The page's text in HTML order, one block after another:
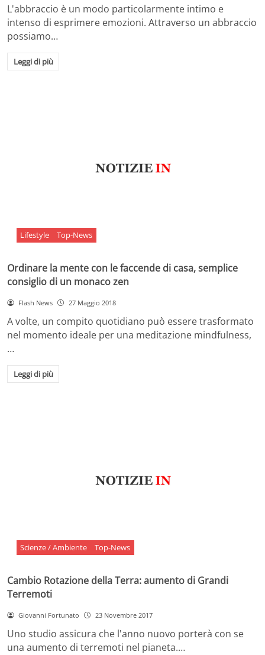
L'abbraccio è un modo particolarmente intimo e
intenso di esprimere emozioni. Attraverso un abbraccio
possiamo…
Leggi di più
Lifestyle Top-News
Ordinare la mente con le faccende di casa, semplice
consiglio di un monaco zen
Flash News 27 Maggio 2018
A volte, un compito quotidiano può essere trasformato
nel momento ideale per una meditazione mindfulness,
…
Leggi di più
Scienze / Ambiente Top-News
Cambio Rotazione della Terra: aumento di Grandi
Terremoti
Giovanni Fortunato 23 Novembre 2017
Uno studio assicura che l'anno nuovo porterà con se
una aumento di terremoti nel pianeta.…